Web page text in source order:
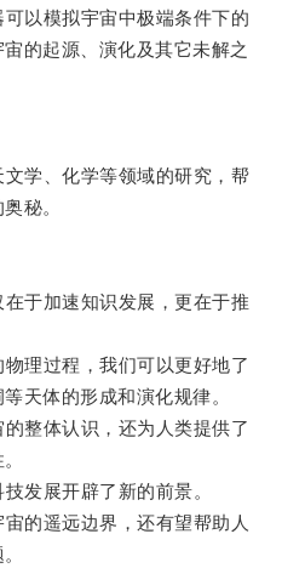
以模拟宇宙中极端条件下的
的起源、演化及其它未解之
学、化学等领域的研究，帮
秘。
于加速知识发展，更在于推
理过程，我们可以更好地了
天体的形成和演化规律。
整体认识，还为人类提供了
展开辟了新的前景。
遥远边界，还有望帮助人